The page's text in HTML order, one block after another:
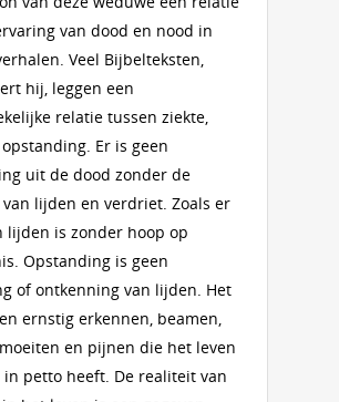
van dood en nood in
Veel Bijbelteksten,
hij, leggen een
relatie tussen ziekte,
Er is geen
uit de dood zonder de
lijden en verdriet. Zoals er
lijden is zonder hoop op
Opstanding is geen
of ontkenning van lijden. Het
ernstig erkennen, beamen,
en pijnen die het leven
in petto heeft. De realiteit van